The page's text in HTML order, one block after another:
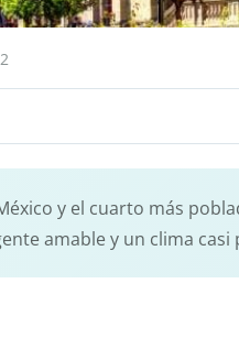
y el cuarto más
amable y un clima casi